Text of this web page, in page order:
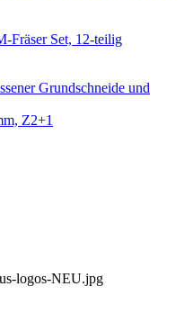
Fräser Set, 12-teilig
Z2+1